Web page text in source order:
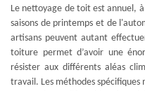
Le nettoyage de toit est annuel,
saisons de printemps et de
artisans peuvent autant
toiture permet d’avoir une
résister aux différents aléas
travail. Les méthodes